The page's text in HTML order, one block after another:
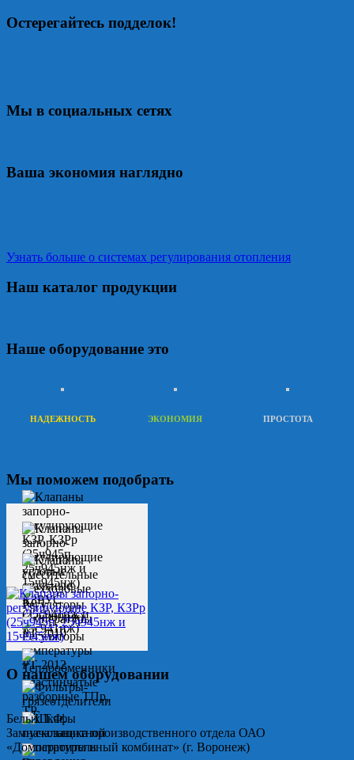
Остерегайтесь подделок!
Мы в социальных сетях
Ваша экономия наглядно
Узнать больше о системах регулирования отопления
Наш каталог продукции
Наше оборудование это
НАДЕЖНОСТЬ ЭКОНОМИЯ ПРОСТОТА
Мы поможем подобрать
О нашем оборудовании
Белых Т.Ф.
Замначальника производственного отдела ОАО
«Домостроительный комбинат» (г. Воронеж)